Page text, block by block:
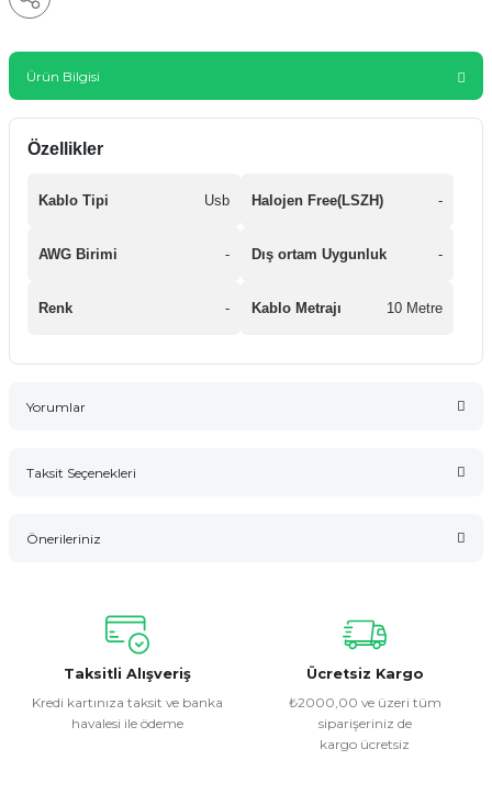
Ürün Bilgisi
Özellikler
Kablo Tipi Usb Halojen Free(LSZH) -
AWG Birimi - Dış ortam Uygunluk -
Renk - Kablo Metrajı 10 Metre
Yorumlar
Taksit Seçenekleri
Önerileriniz
konularda yetersiz gördüğünüz noktaları öneri formunu
kullanarak tarafımıza iletebilirsiniz.
Görüş ve önerileriniz için teşekkür ederiz.
Ürün resmi kalitesiz, bozuk veya görüntülenemiyor.
Taksitli Alışveriş
Kredi kartınıza taksit ve banka
havalesi ile ödeme
Ücretsiz Kargo
₺2000,00 ve üzeri tüm
siparişeriniz de
kargo ücretsiz